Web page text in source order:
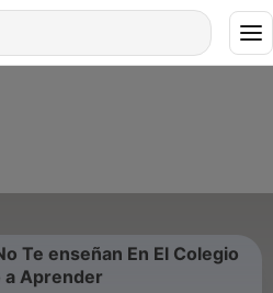
Te enseñan En El Colegio
a Aprender